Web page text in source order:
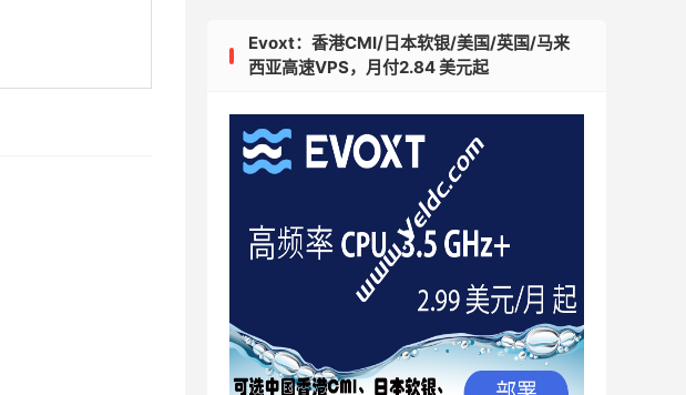
Evoxt：香港CMI/日本软银/美国/英国/马来
西亚高速VPS，月付2.84 美元起